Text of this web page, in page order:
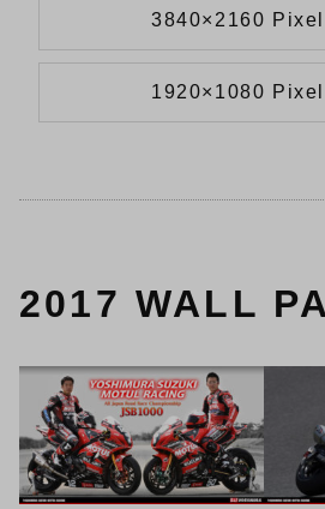
3840×2160
1920×1080
2017 WALL